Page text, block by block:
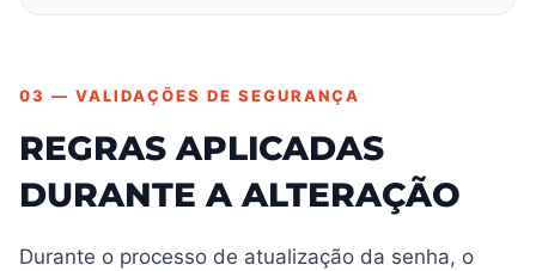
03 — VALIDAÇÕES DE SEGURANÇA
REGRAS APLICADAS
DURANTE A ALTERAÇÃO
Durante o processo de atualização da senha, o